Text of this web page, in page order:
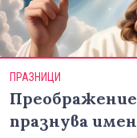
ПРАЗНИЦИ
празнува